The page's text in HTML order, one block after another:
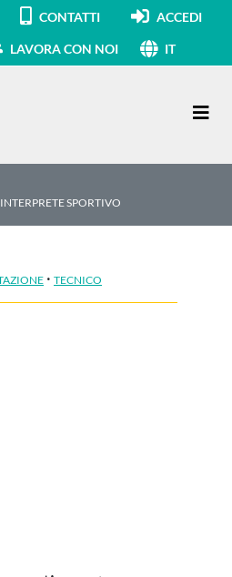
CONTATTI ACCEDI
LAVORA CON NOI IT
SPORTIVO
· TECNICO